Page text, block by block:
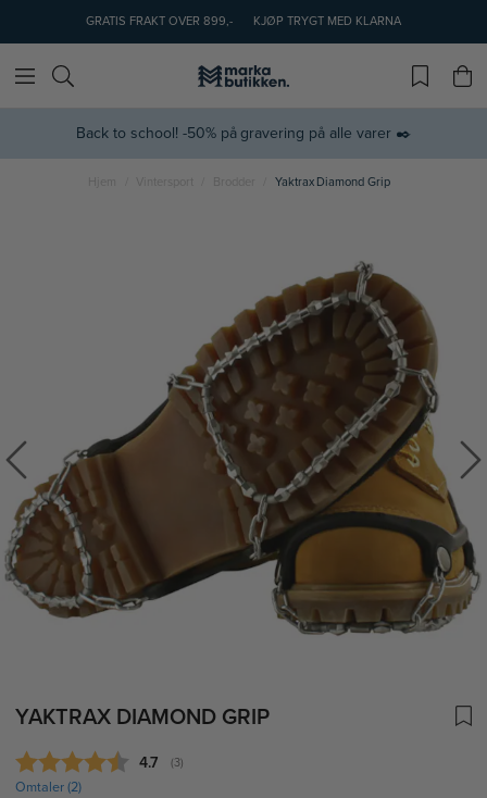
GRATIS FRAKT OVER 899,- KJØP TRYGT MED KLARNA
Back to school! -50% på gravering på alle varer ✒️
Hjem Vintersport Brodder Yaktrax Diamond Grip
YAKTRAX DIAMOND GRIP
Gjennomsnittskarakter:
4.7 (stemmer:
3)
Omtaler (2)